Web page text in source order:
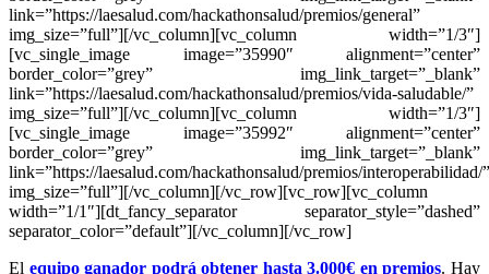
link=”https://laesalud.com/hackathonsalud/premios/general”
img_size=”full”][/vc_column][vc_column width=”1/3″]
[vc_single_image image=”35990″ alignment=”center”
border_color=”grey” img_link_target=”_blank”
link=”https://laesalud.com/hackathonsalud/premios/vida-saludable/”
img_size=”full”][/vc_column][vc_column width=”1/3″]
[vc_single_image image=”35992″ alignment=”center”
border_color=”grey” img_link_target=”_blank”
link=”https://laesalud.com/hackathonsalud/premios/interoperabilidad/”
img_size=”full”][/vc_column][/vc_row][vc_row][vc_column
width=”1/1″][dt_fancy_separator separator_style=”dashed”
separator_color=”default”][/vc_column][/vc_row]
El equipo ganador podrá obtener hasta 3.000€ en premios. Hay